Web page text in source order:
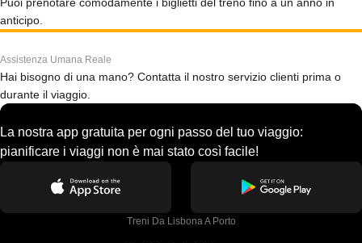
anticipo.
Assistenza Umana Reale
Hai bisogno di una mano? Contatta il nostro servizio clienti prima o
durante il viaggio.
La nostra app gratuita per ogni passo del tuo viaggio:
pianificare i viaggi non è mai stato così facile!
Treni Da Lisbona A Porto